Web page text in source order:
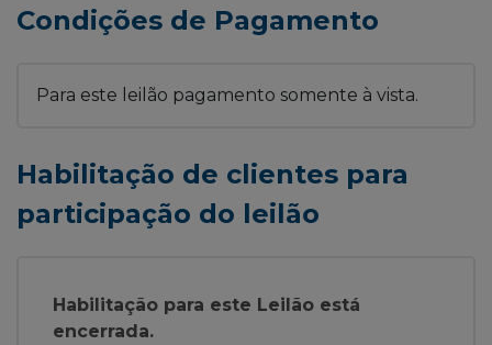
Condições de Pagamento
Para este leilão pagamento somente à vista.
Habilitação de clientes para
participação do leilão
Habilitação para este Leilão está
encerrada.